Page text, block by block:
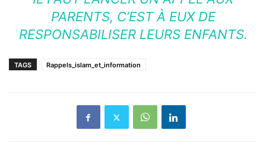
PARENTS, C’EST À EUX DE
RESPONSABILISER LEURS ENFANTS.
TAGS Rappels_islam_et_information